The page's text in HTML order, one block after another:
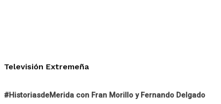
Televisión Extremeña
#HistoriasdeMerida con Fran Morillo y Fernando Delgado